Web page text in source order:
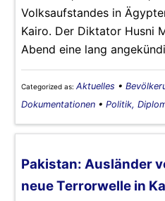
Volksaufstandes in
Kairo. Der Diktator Husni
Abend eine lang
Categorized as: Aktuelles •
Dokumentationen • Politik,
Pakistan: Ausländer
neue Terrorwelle in